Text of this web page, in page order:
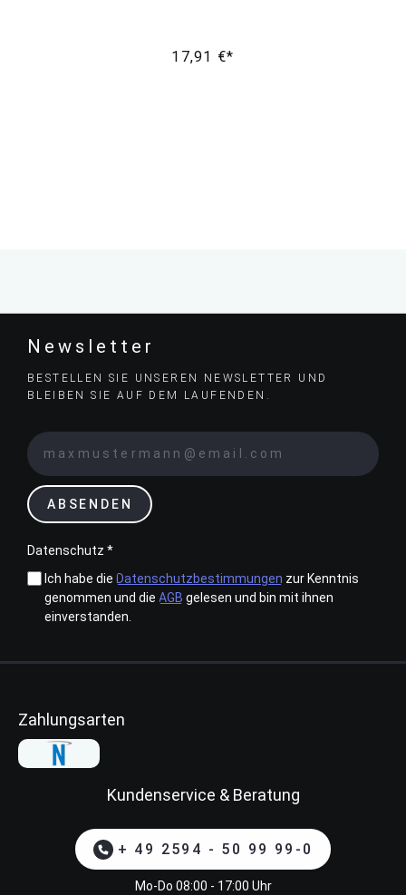
17,91 €*
Newsletter
BESTELLEN SIE UNSEREN NEWSLETTER UND
BLEIBEN SIE AUF DEM LAUFENDEN.
ABSENDEN
Datenschutz *
Ich habe die Datenschutzbestimmungen zur Kenntnis
genommen und die AGB gelesen und bin mit ihnen
einverstanden.
Zahlungsarten
Kundenservice & Beratung
+ 49 2594 - 50 99 99-0
Mo-Do 08:00 - 17:00 Uhr